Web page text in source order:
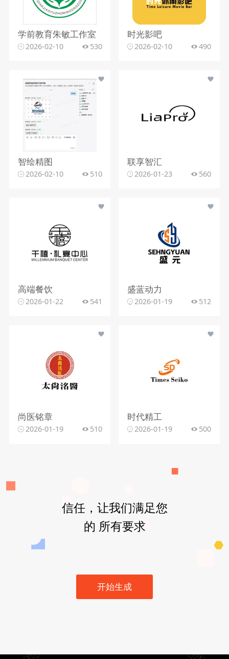
学前教育朱敏工作室
2026-02-10 530
时光影吧
2026-02-10 490
智绘精图
2026-02-10 510
联享智汇
2026-01-23 560
高端餐饮
2026-01-22 541
盛蓝动力
2026-01-19 512
尚医铭章
2026-01-19 510
时代精工
2026-01-19 500
信任，让我们满足您
的 所有要求
开始生成